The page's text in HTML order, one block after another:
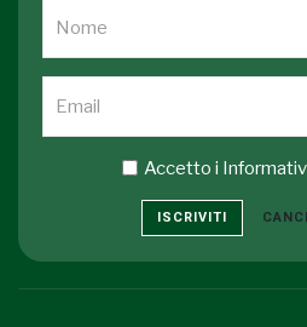
Accetto i
ISCRIVITI